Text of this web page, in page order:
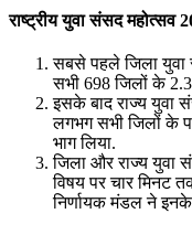
राष्‍ट्रीय युवा संसद महोत्‍सव
सबसे पहले जिला
सभी 698 जिलों के
इसके बाद राज्‍य युवा
लगभग सभी जिलों के
भाग लिया.
जिला और राज्‍य युवा
विषय पर चार मिनट
निर्णायक मंडल ने